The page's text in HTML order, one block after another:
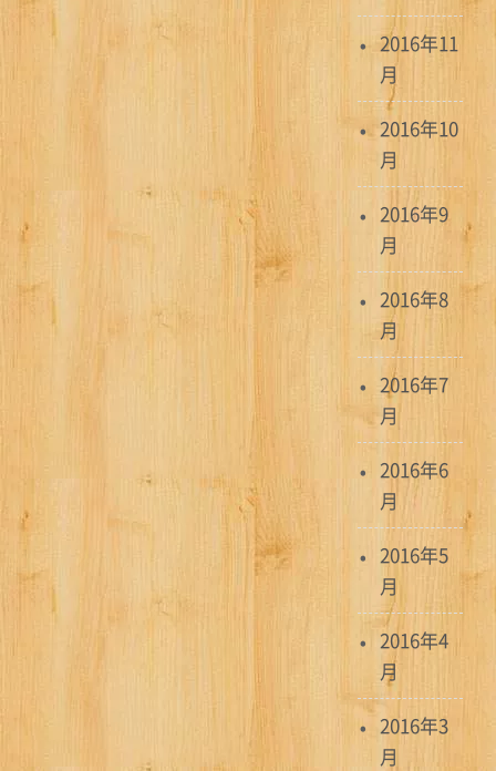
2016年11
月
2016年10
月
2016年9
月
2016年8
月
2016年7
月
2016年6
月
2016年5
月
2016年4
月
2016年3
月